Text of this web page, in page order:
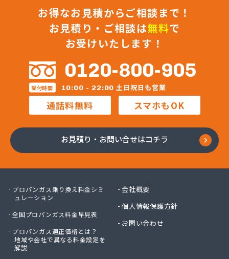
佐藤燃料店
佐野市エルピーガス販売協同組合
佐野燃料
細井プロパン
三愛オブリガス東日本株式会社 栃木支店 宇都宮
営業所/卸売課
三柴正雄商店
三田岱治商店
氏家高圧ガス保安センター
小篠酸素株式会社
小島不動産
小野崎燃料設備有限会社
松島ガス株式会社
上都賀プロパンガス協同組合
お得なお見積からご相談まで！
お見積り・ご相談は無料で
お受けいたします！
0120-800-905
受付時間 10:00 - 22:00 土日祝日も営業
通話料無料 スマホもOK
お見積り・お問い合せはコチラ
プロパンガス乗り換え料金シミ
ュレーション
全国プロパンガス料金早見表
プロパンガス適正価格とは？
地域や会社で異なる料金設定を
解説
会社概要
個人情報保護方針
お問い合わせ